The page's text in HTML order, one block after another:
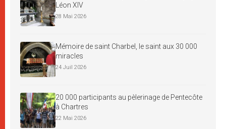
Léon XIV
28 Mai 2026
Mémoire de saint Charbel, le saint aux 30 000
miracles
24 Juil 2026
20 000 participants au pèlerinage de Pentecôte
à Chartres
22 Mai 2026